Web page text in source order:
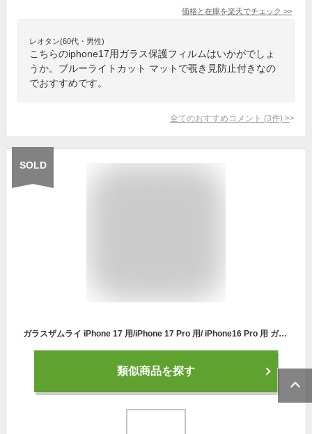
価格と在庫を楽天でチェック >>
レオタン(60代・男性)
こちらのiphone17用ガラス保護フィルムはいかがでしょ
うか。ブルーライトカット マットで覗き見防止付きなの
でおすすめです。
全てのおすすめコメント (3件) >
SOLD
ガラスザムライ iPhone 17 用/iPhone 17 Pro 用/ iPhone16 Pro 用 ガラスフィルム ブルーライトカット 硬度 10H 日本製ガラス素材 強化ガラス 保護フィルム 米軍MIL規格 いPhone アイフォン16pro 41
類似商品を探す